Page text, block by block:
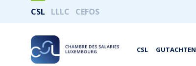
CSL LLLC CEFOS
CSL GUTACHTEN